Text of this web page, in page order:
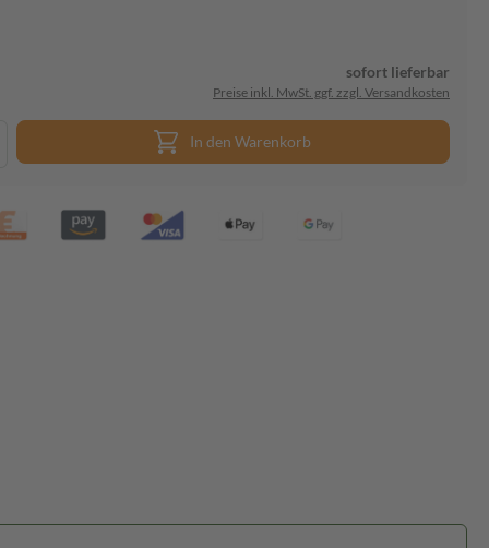
sofort lieferbar
Preise inkl. MwSt. ggf. zzgl. Versandkosten
In den Warenkorb